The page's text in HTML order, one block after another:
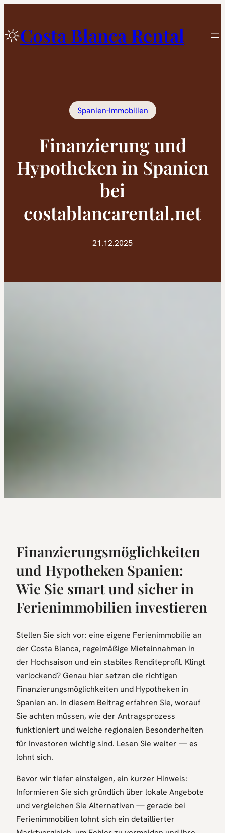
springenCosta Blanca Rental
Spanien-Immobilien
Finanzierung und
Hypotheken in Spanien
bei
costablancarental.net
21.12.2025
Finanzierungsmöglichkeiten
und Hypotheken Spanien:
Wie Sie smart und sicher in
Ferienimmobilien investieren
Stellen Sie sich vor: eine eigene Ferienimmobilie an
der Costa Blanca, regelmäßige Mieteinnahmen in
der Hochsaison und ein stabiles Renditeprofil. Klingt
verlockend? Genau hier setzen die richtigen
Finanzierungsmöglichkeiten und Hypotheken in
Spanien an. In diesem Beitrag erfahren Sie, worauf
Sie achten müssen, wie der Antragsprozess
funktioniert und welche regionalen Besonderheiten
für Investoren wichtig sind. Lesen Sie weiter — es
lohnt sich.
Bevor wir tiefer einsteigen, ein kurzer Hinweis:
Informieren Sie sich gründlich über lokale Angebote
und vergleichen Sie Alternativen — gerade bei
Ferienimmobilien lohnt sich ein detaillierter